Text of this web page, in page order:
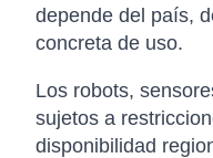
depende del país,
concreta de uso.
Los robots,
sujetos a
disponibilidad